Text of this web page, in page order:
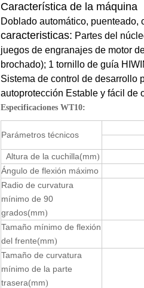
Característica de la máquina
Doblado automático, puenteado,
caracteristicas: Partes del
juegos de engranajes de motor
brochado); 1 tornillo de guía
Sistema de control de desarrollo
autoprotección Estable y fácil de
Especificaciones WT10:
Parámetros técnicos
Altura de la cuchilla(mm)
Ángulo de flexión máximo
Radio de curvatura
mínimo de 90
grados(mm)
Tamaño mínimo de flexión
del frente(mm)
Tamaño de curvatura
mínimo de la parte
trasera(mm)